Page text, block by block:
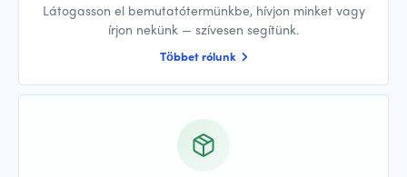
Látogasson el bemutatótermünkbe, hívjon minket vagy
írjon nekünk — szívesen segítünk.
Többet rólunk